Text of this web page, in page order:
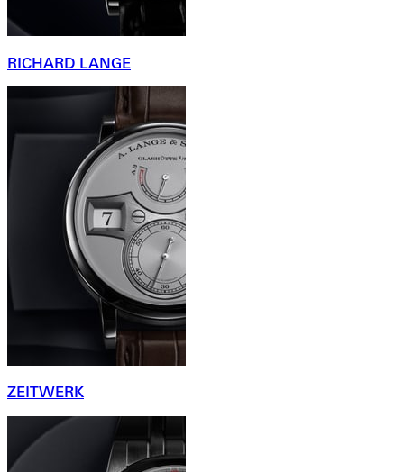
RICHARD LANGE
ZEITWERK